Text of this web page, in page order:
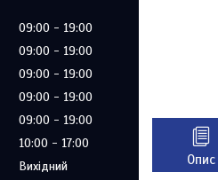
Опис
09:00
19:00
09:00
19:00
09:00
19:00
09:00
19:00
09:00
19:00
10:00
17:00
Вихідний